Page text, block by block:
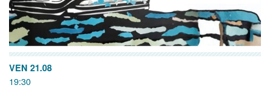
VEN 21.08
19:30